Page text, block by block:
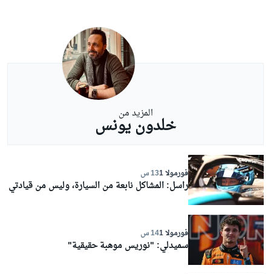
المزيد من
خلدون يونس
فورمولا 1 13 س
راسل: المشاكل نابعة من السيارة، وليس من قيادتي
فورمولا 1 14 س
سميدلي: "نوريس موهبة حقيقية"